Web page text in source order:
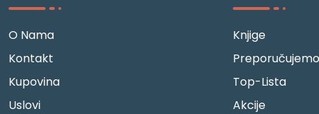
O Nama
Kontakt
Kupovina
Uslovi
Knjige
Preporučujemo
Top-Lista
Akcije